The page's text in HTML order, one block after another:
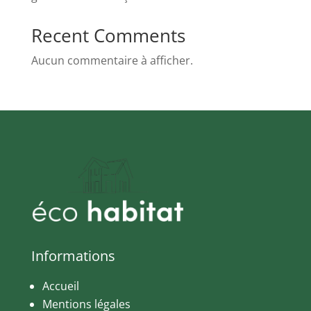
Recent Comments
Aucun commentaire à afficher.
Informations
Accueil
Mentions légales